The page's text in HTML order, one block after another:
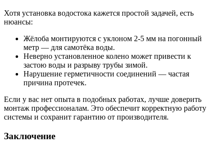
Хотя установка водостока кажется простой задачей, есть
нюансы:
Жёлоба монтируются с уклоном 2-5 мм на погонный
метр — для самотёка воды.
Неверно установленное колено может привести к
застою воды и разрыву трубы зимой.
Нарушение герметичности соединений — частая
причина протечек.
Если у вас нет опыта в подобных работах, лучше доверить
монтаж профессионалам. Это обеспечит корректную работу
системы и сохранит гарантию от производителя.
Заключение